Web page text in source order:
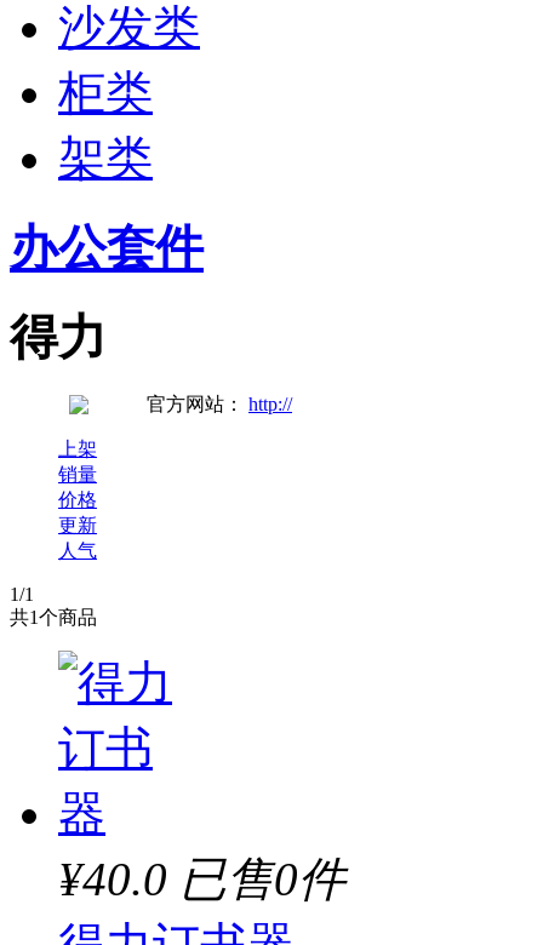
沙发类
柜类
架类
办公套件
得力
官方网站： http://
上架
销量
价格
更新
人气
1/1
共1个商品
¥40.0 已售0件